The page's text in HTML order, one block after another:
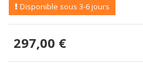
Disponible sous 3-6 jours
297,00 €